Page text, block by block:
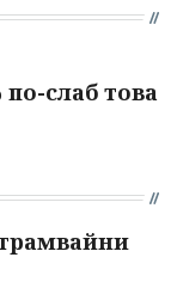
слаб това